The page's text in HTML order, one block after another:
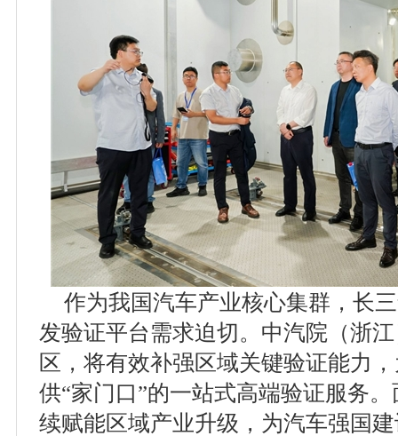
作为我国汽车产业核心集群，长
发验证平台需求迫切。中汽院（浙
区，将有效补强区域关键验证能力
供“家门口”的一站式高端验证服务
续赋能区域产业升级，为汽车强国